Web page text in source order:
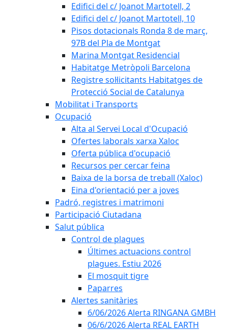
Edifici del c/ Joanot Martotell, 2
Edifici del c/ Joanot Martotell, 10
Pisos dotacionals Ronda 8 de març,
97B del Pla de Montgat
Marina Montgat Residencial
Habitatge Metròpoli Barcelona
Registre sol·licitants Habitatges de
Protecció Social de Catalunya
Mobilitat i Transports
Ocupació
Alta al Servei Local d'Ocupació
Ofertes laborals xarxa Xaloc
Oferta pública d'ocupació
Recursos per cercar feina
Baixa de la borsa de treball (Xaloc)
Eina d'orientació per a joves
Padró, registres i matrimoni
Participació Ciutadana
Salut pública
Control de plagues
Últimes actuacions control
plagues. Estiu 2026
El mosquit tigre
Paparres
Alertes sanitàries
6/06/2026 Alerta RINGANA GMBH
06/6/2026 Alerta REAL EARTH